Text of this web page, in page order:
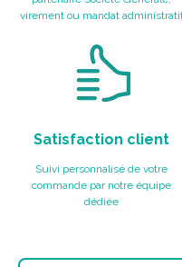
virement ou mandat
Satisfaction client
Suivi personnalisé de votre
commande par notre équipe
dédiée